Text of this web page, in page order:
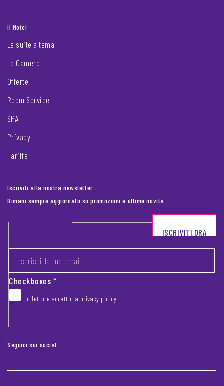
Il Motel
Le suite a tema
Le Camere
Offerte
Room Service
SPA
Privacy
Tariffe
Iscriviti alla nostra newsletter
Rimani sempre aggiornato su promozioni e ultime novità
Footer newsletter
Checkboxes*
Ho letto e accetto la privacy policy
ISCRIVITI ORA
Seguici sui social